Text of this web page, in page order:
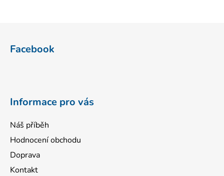
Facebook
Informace pro vás
Náš příběh
Hodnocení obchodu
Doprava
Kontakt